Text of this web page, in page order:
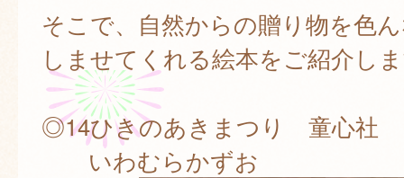
そこで、自然からの贈り物を色
しませてくれる絵本をご紹介し
◎14ひきのあきまつり 童心社
いわむらかずお